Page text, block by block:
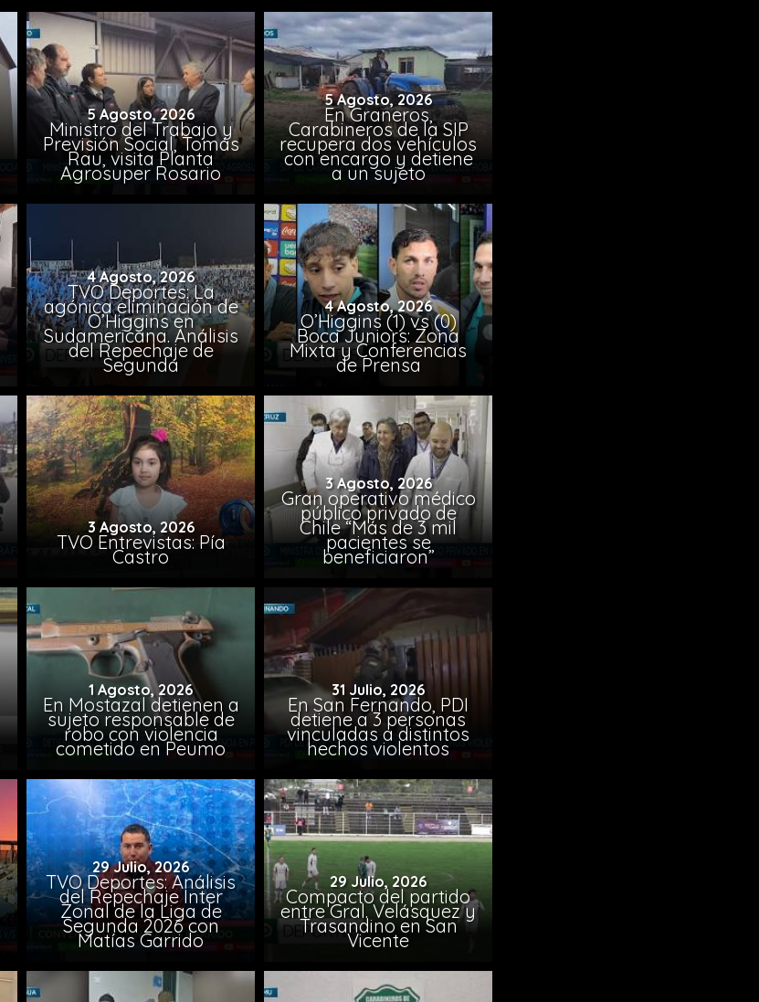
5 Agosto, 2026
Ministro del Trabajo y
Previsión Social, Tomás
Rau, visita Planta
Agrosuper Rosario
5 Agosto, 2026
En Graneros,
Carabineros de la SIP
recupera dos vehículos
con encargo y detiene
a un sujeto
4 Agosto, 2026
TVO Deportes: La
agónica eliminación de
O’Higgins en
Sudamericana. Análisis
del Repechaje de
Segunda
4 Agosto, 2026
O’Higgins (1) vs (0)
Boca Juniors: Zona
Mixta y Conferencias
de Prensa
3 Agosto, 2026
TVO Entrevistas: Pía
Castro
3 Agosto, 2026
Gran operativo médico
público privado de
Chile “Más de 3 mil
pacientes se
beneficiaron”
1 Agosto, 2026
En Mostazal detienen a
sujeto responsable de
robo con violencia
cometido en Peumo
31 Julio, 2026
En San Fernando, PDI
detiene a 3 personas
vinculadas a distintos
hechos violentos
29 Julio, 2026
TVO Deportes: Análisis
del Repechaje Inter
Zonal de la Liga de
Segunda 2026 con
Matías Garrido
29 Julio, 2026
Compacto del partido
entre Gral. Velásquez y
Trasandino en San
Vicente